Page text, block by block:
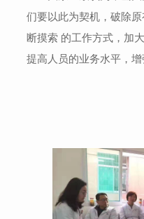
们要以此为契机，破除
断摸索 的工作方式，加
提高人员的业务水平，增